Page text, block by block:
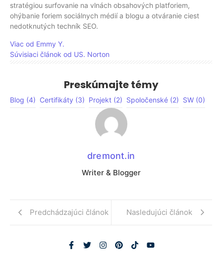
stratégiou surfovanie na vlnách obsahových platforiem,
ohýbanie foriem sociálnych médií a blogu a otváranie ciest
nedotknutých techník SEO.
Viac od Emmy Y.
Súvisiaci článok od US. Norton
Preskúmajte témy
Blog (4) Certifikáty (3) Projekt (2) Spoločenské (2) SW (0)
dremont.in
Writer & Blogger
Predchádzajúci článok Nasledujúci článok